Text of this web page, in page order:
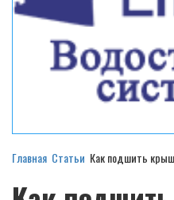
Главная Статьи Как подшить